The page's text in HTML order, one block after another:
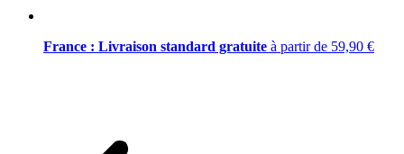
France : Livraison standard gratuite à partir de 59,90 €